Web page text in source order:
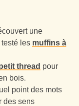
une
les muffins à
thread pour
bois.
point des mots
des sens